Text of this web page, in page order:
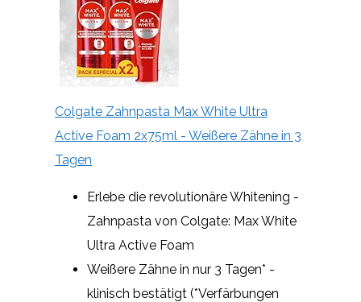
Colgate Zahnpasta Max White Ultra
Active Foam 2x75ml - Weißere Zähne in 3
Tagen
Erlebe die revolutionäre Whitening -
Zahnpasta von Colgate: Max White
Ultra Active Foam
Weißere Zähne in nur 3 Tagen* -
klinisch bestätigt (*Verfärbungen